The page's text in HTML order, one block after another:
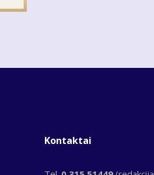
Kontaktai